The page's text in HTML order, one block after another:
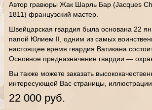
Автор гравюры Жак Шарль Бар (Jacques
1811) французский мастер.
Швейцарская гвардия была основана 22
папой Юлием II, одним из самых
настоящее время гвардия Ватикана
Основное предназначение гвардии —
Вы также можете заказать
интересующей Вас страницы,
22 000 руб.